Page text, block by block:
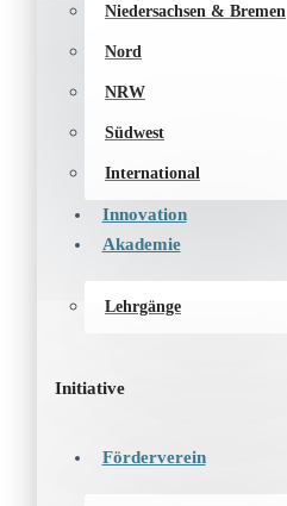
Niedersachsen & Bremen
Nord
NRW
Südwest
International
Innovation
Akademie
Lehrgänge
Initiative
Förderverein